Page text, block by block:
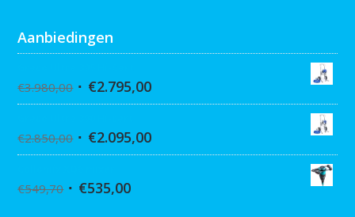
Aanbiedingen
€3.980,00 €2.795,00
€2.850,00 €2.095,00
€549,70 €535,00